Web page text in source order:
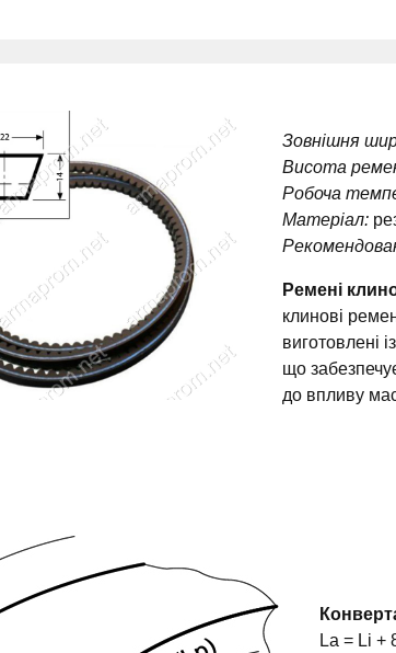
Зовнішня
Висота
Робоча
Матеріал:
Ремені
клинові
виготовлені
що
до впливу
La = Li +